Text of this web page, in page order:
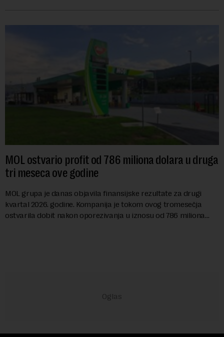
MOL ostvario profit od 786 miliona dolara u druga
tri meseca ove godine
MOL grupa je danas objavila finansijske rezultate za drugi
kvartal 2026. godine. Kompanija je tokom ovog tromesečja
ostvarila dobit nakon oporezivanja u iznosu od 786 miliona